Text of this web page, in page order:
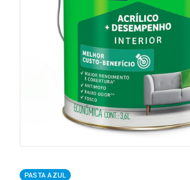
PASTA AZUL